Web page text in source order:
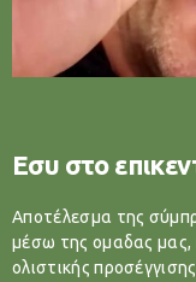
Εσυ στο
Αποτέλεσμα της
μέσω της ομαδας μας,
ολιστικής